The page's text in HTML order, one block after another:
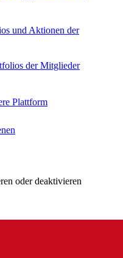
und Aktionen der
der Mitglieder
Plattform
oder deaktivieren